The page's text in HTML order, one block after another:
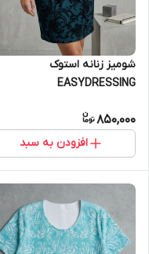
شومیز زنانه استوک
EASYDRESSING
850,000
افزودن به سبد